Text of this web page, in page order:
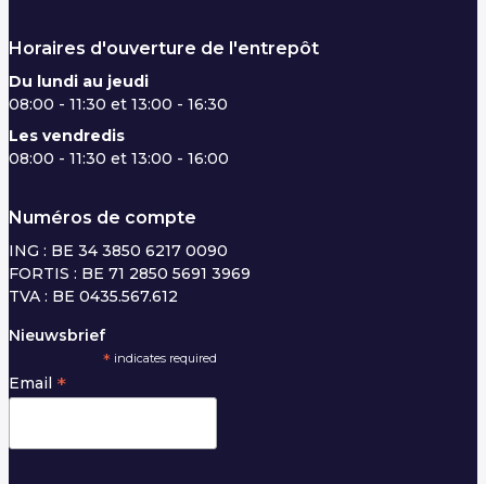
Horaires d'ouverture de l'entrepôt
Du lundi au jeudi
08:00 - 11:30 et 13:00 - 16:30
Les vendredis
08:00 - 11:30 et 13:00 - 16:00
Numéros de compte
ING : BE 34 3850 6217 0090
FORTIS : BE 71 2850 5691 3969
TVA : BE 0435.567.612
Nieuwsbrief
* indicates required
Email *